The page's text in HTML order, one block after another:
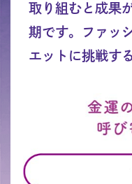
取り組むと成果
期です。ファッ
エットに挑戦す